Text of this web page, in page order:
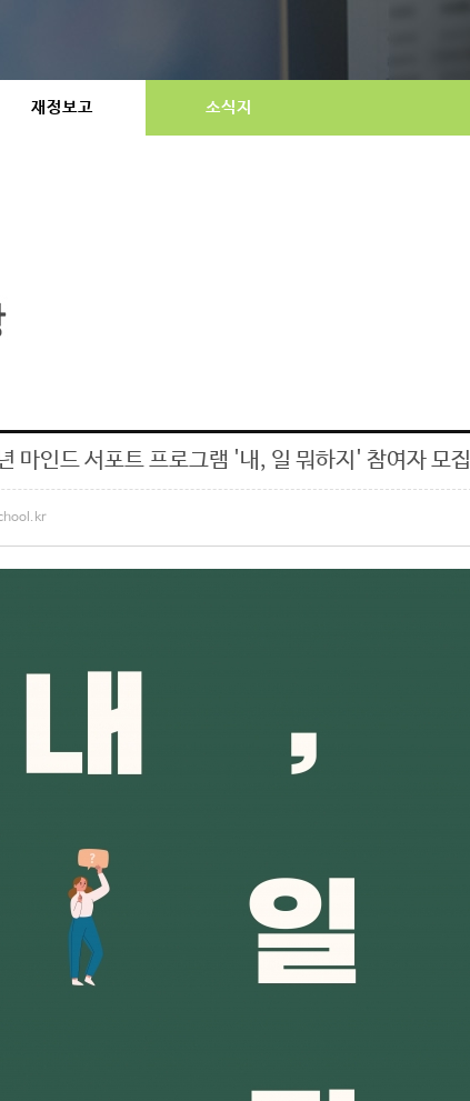
재정보고 소식지
마인드 서포트 프로그램 '내, 일 뭐하지' 참여자 모집